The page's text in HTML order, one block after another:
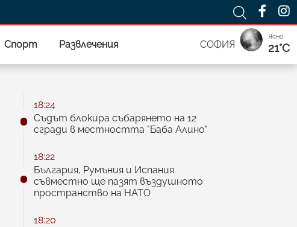
Спорт Развлечения СОФИЯ
Ясно
21°C
18:24
Съдът блокира събарянето на 12
сгради в местността "Баба Алино"
18:22
България, Румъния и Испания
съвместно ще пазят въздушното
пространство на НАТО
18:20